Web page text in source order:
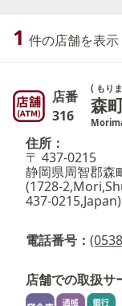
1 件の店舗を表示
店番
316
( もり
森
住所：
〒 437-0215
静岡県周智郡森
(1728-
437-0215,Japan)
電話番号：
店舗での取扱サ